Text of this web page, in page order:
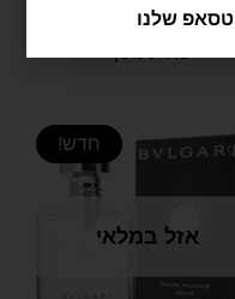
חדש!
אזל במלאי
שלנו